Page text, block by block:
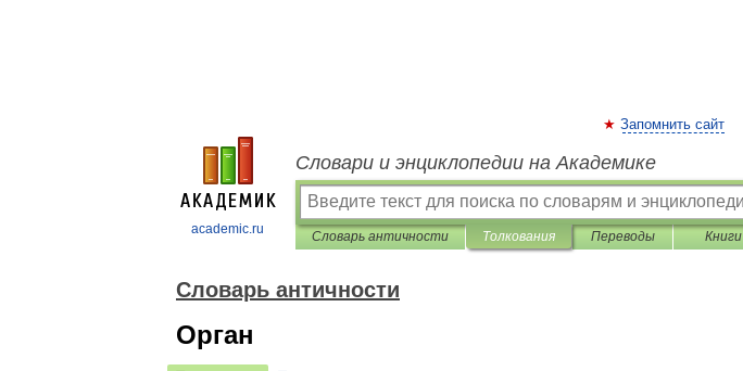
academic.ru
Запомнить сайт
Словари и энциклопедии на Академике
Словарь античности Толкования Переводы Книги
Словарь античности
Орган